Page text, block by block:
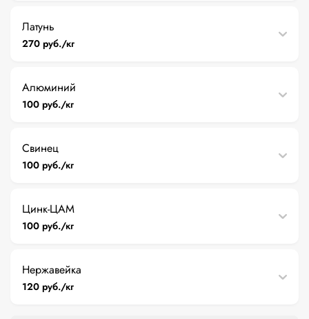
Латунь
270 руб./кг
Алюминий
100 руб./кг
Свинец
100 руб./кг
Цинк-ЦАМ
100 руб./кг
Нержавейка
120 руб./кг